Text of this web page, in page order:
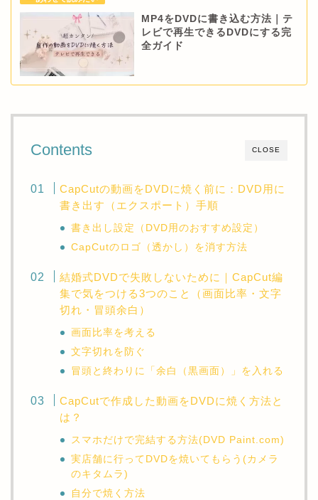
MP4をDVDに書き込む方法｜テ
レビで再生できるDVDにする完
全ガイド
CLOSE
Contents
CapCutの動画をDVDに焼く前に：DVD用に
書き出す（エクスポート）手順
書き出し設定（DVD用のおすすめ設定）
CapCutのロゴ（透かし）を消す方法
結婚式DVDで失敗しないために｜CapCut編
集で気をつける3つのこと（画面比率・文字
切れ・冒頭余白）
画面比率を考える
文字切れを防ぐ
冒頭と終わりに「余白（黒画面）」を入れる
CapCutで作成した動画をDVDに焼く方法と
は？
スマホだけで完結する方法(DVD Paint.com)
実店舗に行ってDVDを焼いてもらう(カメラ
のキタムラ)
自分で焼く方法